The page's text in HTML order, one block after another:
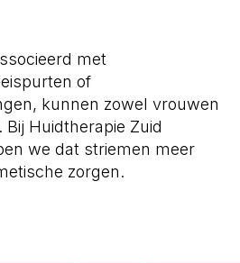
met
of
kunnen zowel vrouwen
Huidtherapie Zuid
we dat striemen meer
zorgen.